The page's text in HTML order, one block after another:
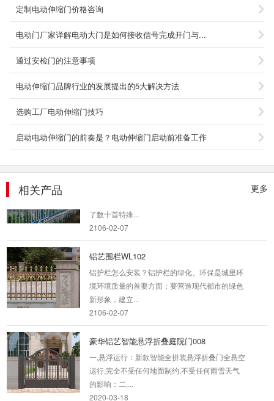
定制电动伸缩门价格咨询
电动门厂家详解电动大门是如何接收信号完成开门与...
通过安检门的注意事项
电动伸缩门品牌行业的发展提出的5大解决方法
选购工厂电动伸缩门技巧
启动电动伸缩门的前奏是？电动伸缩门启动前准备工作
更多
相关产品
小卖部岗亭
岗亭名称：彩钢摊位岗亭 制作主材：型钢、彩钢
岗亭颜色：灰色 常用规格：
1.6m×3.2m×2.8m【岗亭材料】...
2018-01-17
锌钢围栏2
了数十首特殊...
2106-02-07
铝艺围栏WL102
铝护栏怎么安装？铝护栏的绿化、环保是城里环
境环境质量的首要方面；要营造现代都市的绿色
新形象，建立...
2106-02-07
豪华铝艺智能悬浮折叠庭院门008
一,悬浮运行：新款智能全拼装悬浮折叠门全悬空
运行,完全不受任何地面制约,不受任何雨雪天气
的影响；二,...
2020-03-18